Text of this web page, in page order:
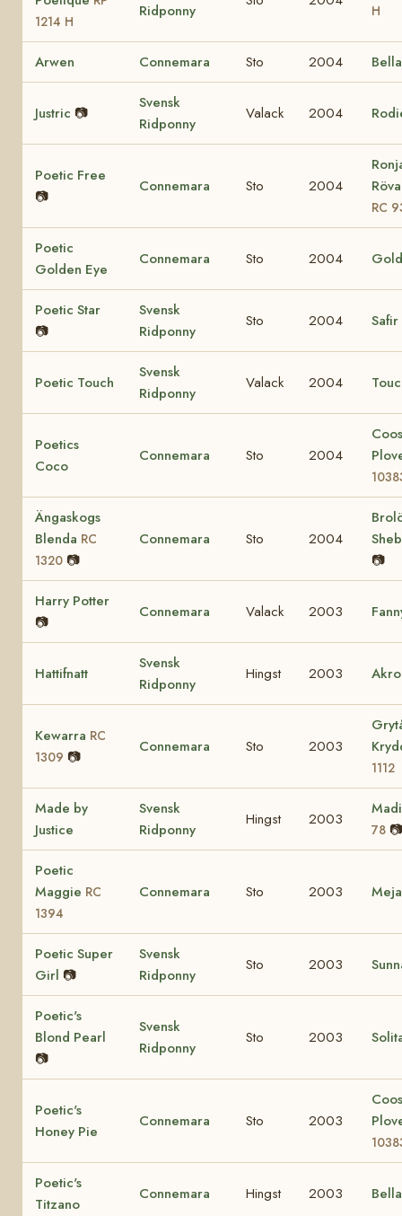
1214 H
Ridponny
H
Arwen Connemara Sto 2004
Justric 📷
Svensk
Ridponny
Valack 2004
Poetic Free
📷
Connemara Sto 2004
RC
Poetic
Golden Eye
Connemara Sto 2004
Poetic Star
📷
Svensk
Ridponny
Sto 2004 Safir
Poetic Touch
Svensk
Ridponny
Valack 2004
Poetics
Coco
Connemara Sto 2004
Ängaskogs
Blenda RC
1320 📷
Connemara Sto 2004
📷
Harry Potter
📷
Connemara Valack 2003
Hattifnatt
Svensk
Ridponny
Hingst 2003
Kewarra RC
1309 📷
Connemara Sto 2003
1112
Made by
Justice
Svensk
Ridponny
Hingst 2003
78 📷
Poetic
Maggie RC
1394
Connemara Sto 2003
Poetic Super
Girl 📷
Svensk
Ridponny
Sto 2003
Poetic's
Blond Pearl
📷
Svensk
Ridponny
Sto 2003
Poetic's
Honey Pie
Connemara Sto 2003
Poetic's
Titzano
Connemara Hingst 2003